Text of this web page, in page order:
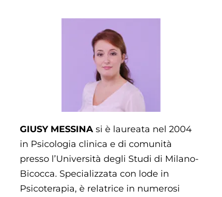
GIUSY MESSINA si è laureata nel 2004
in Psicologia clinica e di comunità
presso l’Università degli Studi di Milano-
Bicocca. Specializzata con lode in
Psicoterapia, è relatrice in numerosi